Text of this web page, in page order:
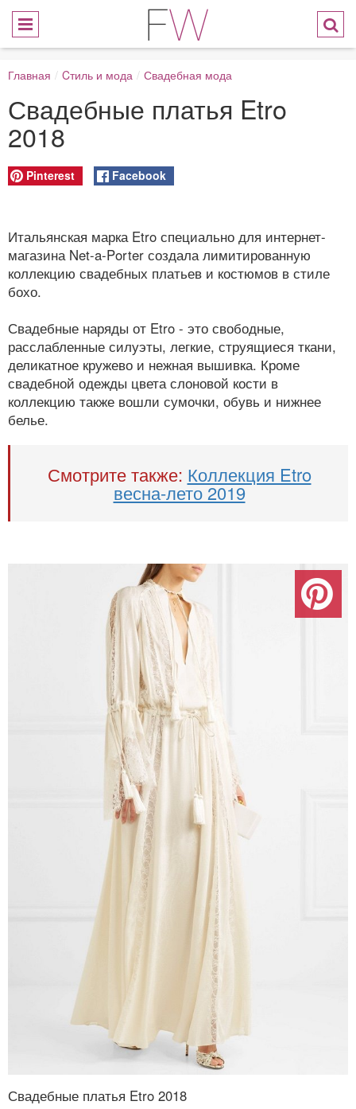
Главная / Cтиль и мода / Свадебная мода
Свадебные платья Etro
2018
Pinterest Facebook
Итальянская марка Etro специально для интернет-
магазина Net-a-Porter создала лимитированную
коллекцию свадебных платьев и костюмов в стиле
бохо.
Свадебные наряды от Etro - это свободные,
расслабленные силуэты, легкие, струящиеся ткани,
деликатное кружево и нежная вышивка. Кроме
свадебной одежды цвета слоновой кости в
коллекцию также вошли сумочки, обувь и нижнее
белье.
Смотрите также: Коллекция Etro
весна-лето 2019
Свадебные платья Etro 2018